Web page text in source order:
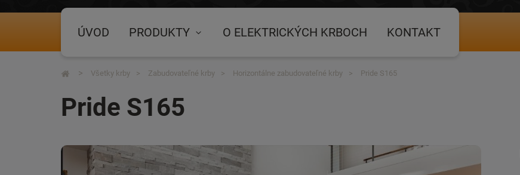
ÚVOD PRODUKTY O ELEKTRICKÝCH KRBOCH KONTAKT
Pride S165
Všetky krby Zabudovateľné krby Horizontálne zabudovateľné krby Pride S165